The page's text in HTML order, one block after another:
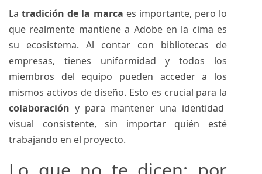
La tradición de la marca es importante, pero lo
que realmente mantiene a Adobe en la cima es
su ecosistema. Al contar con bibliotecas de
empresas, tienes uniformidad y todos los
miembros del equipo pueden acceder a los
mismos activos de diseño. Esto es crucial para la
colaboración y para mantener una identidad
visual consistente, sin importar quién esté
trabajando en el proyecto.